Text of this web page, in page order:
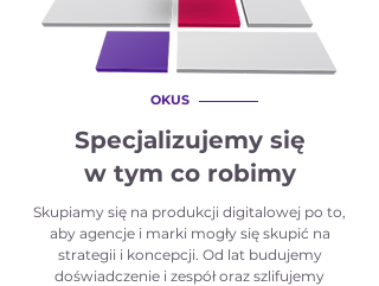
OKUS
Specjalizujemy się
w tym co robimy
Skupiamy się na produkcji digitalowej po to,
aby agencje i marki mogły się skupić na
strategii i koncepcji. Od lat budujemy
doświadczenie i zespół oraz szlifujemy